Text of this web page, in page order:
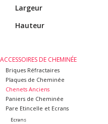
Largeur
Hauteur
ACCESSOIRES DE CHEMINÉE
Briques Réfractaires
Plaques de Cheminée
Chenets Anciens
Paniers de Cheminée
Pare Etincelle et Ecrans
Ecrans